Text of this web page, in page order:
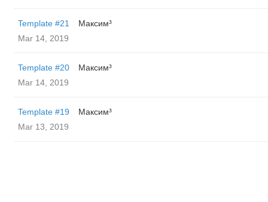
Template #21
Максим³
Mar 14, 2019
Template #20
Максим³
Mar 14, 2019
Template #19
Максим³
Mar 13, 2019